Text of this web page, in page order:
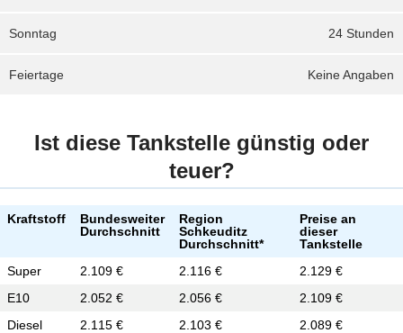
24 Stunden
Sonntag
Keine Angaben
Feiertage
Ist diese Tankstelle günstig oder
teuer?
Kraftstoff
Bundesweiter
Durchschnitt
Region
Schkeuditz
Durchschnitt*
Preise an
dieser
Tankstelle
Super
2.109 € 2.116 €
2.129 €
E10
2.052 € 2.056 €
2.109 €
Diesel
2.115 € 2.103 € 2.089 €